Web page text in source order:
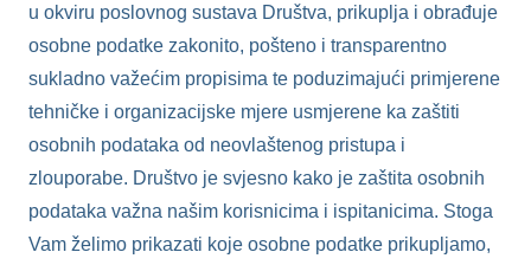
u okviru poslovnog sustava Društva, prikuplja i obrađuje
osobne podatke zakonito, pošteno i transparentno
sukladno važećim propisima te poduzimajući primjerene
tehničke i organizacijske mjere usmjerene ka zaštiti
osobnih podataka od neovlaštenog pristupa i
zlouporabe. Društvo je svjesno kako je zaštita osobnih
podataka važna našim korisnicima i ispitanicima. Stoga
Vam želimo prikazati koje osobne podatke prikupljamo,